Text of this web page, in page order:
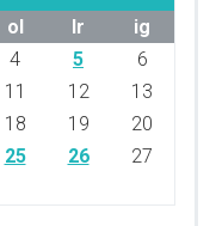
ol lr
ig
4 5
6
11 12
13
18 19
20
25 26
27